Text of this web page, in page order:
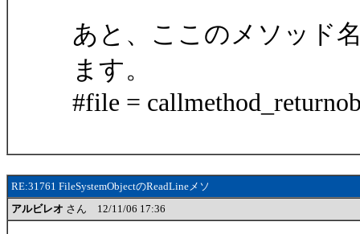
あと、ここのメソッド
ます。
#file =
RE:31761 FileSystemObjectのReadLineメソ
アルビレオ さん 12/11/06 17:36